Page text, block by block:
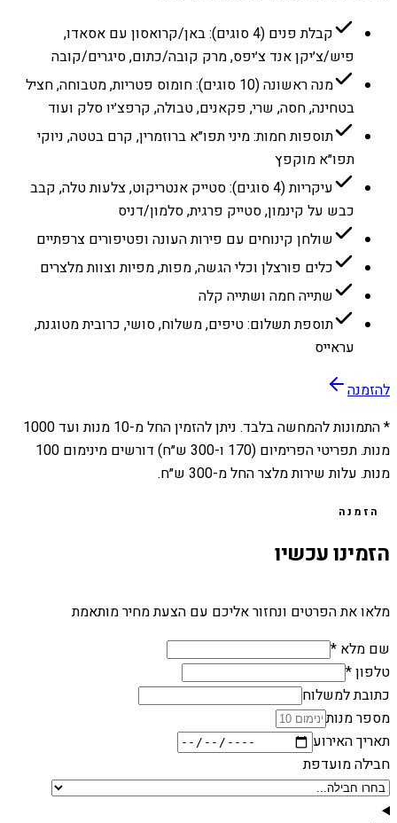
קבלת פנים (4 סוגים): באן/קרואסון עם אסאדו,
פיש/צ׳יקן אנד צ׳יפס, מרק קובה/כתום, סיגרים/קובה
מנה ראשונה (10 סוגים): חומוס פטריות, מטבוחה, חציל
בטחינה, חסה, שרי, פקאנים, טבולה, קרפצ׳יו סלק ועוד
תוספות חמות: מיני תפו״א ברוזמרין, קרם בטטה, ניוקי
תפו״א מוקפץ
עיקריות (4 סוגים): סטייק אנטריקוט, צלעות טלה, קבב
כבש על קינמון, סטייק פרגית, סלמון/דניס
שולחן קינוחים עם פירות העונה ופטיפורים צרפתיים
כלים פורצלן וכלי הגשה, מפות, מפיות וצוות מלצרים
שתייה חמה ושתייה קלה
תוספת תשלום: טיפים, משלוח, סושי, כרובית מטוגנת,
עראייס
להזמנה
* התמונות להמחשה בלבד. ניתן להזמין החל מ-10 מנות ועד 1000
מנות. תפריטי הפרימיום (170 ו-300 ש״ח) דורשים מינימום 100
מנות. עלות שירות מלצר החל מ-300 ש״ח.
הזמנה
הזמינו עכשיו
מלאו את הפרטים ונחזור אליכם עם הצעת מחיר מותאמת
שם מלא *
טלפון *
כתובת למשלוח
מספר מנות
תאריך האירוע
חבילה מועדפת